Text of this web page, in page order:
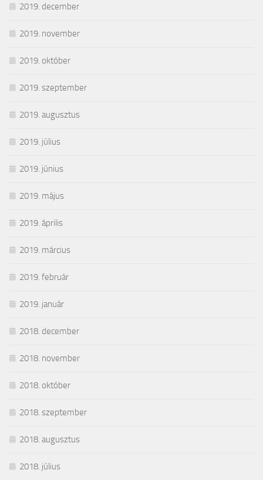
2019. december
2019. november
2019. október
2019. szeptember
2019. augusztus
2019. július
2019. június
2019. május
2019. április
2019. március
2019. február
2019. január
2018. december
2018. november
2018. október
2018. szeptember
2018. augusztus
2018. július